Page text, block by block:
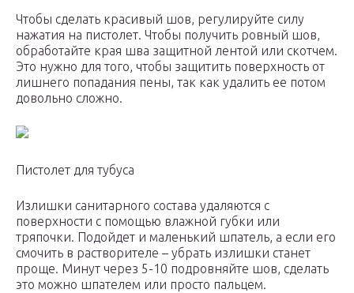
Чтобы сделать красивый шов, регулируйте силу
нажатия на пистолет. Чтобы получить ровный шов,
обработайте края шва защитной лентой или скотчем.
Это нужно для того, чтобы защитить поверхность от
лишнего попадания пены, так как удалить ее потом
довольно сложно.
Пистолет для тубуса
Излишки санитарного состава удаляются с
поверхности с помощью влажной губки или
тряпочки. Подойдет и маленький шпатель, а если его
смочить в растворителе – убрать излишки станет
проще. Минут через 5-10 подровняйте шов, сделать
это можно шпателем или просто пальцем.